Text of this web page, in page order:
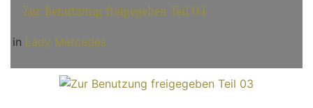
Zur Benutzung freigegeben Teil 04
in Lady Mercedes